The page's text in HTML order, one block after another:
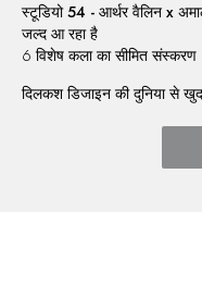
स्टूडियो 54 - आर्थर वैलिन x
जल्द आ रहा है
6 विशेष कला का सीमित संस्करण
दिलकश डिजाइन की दुनिया से